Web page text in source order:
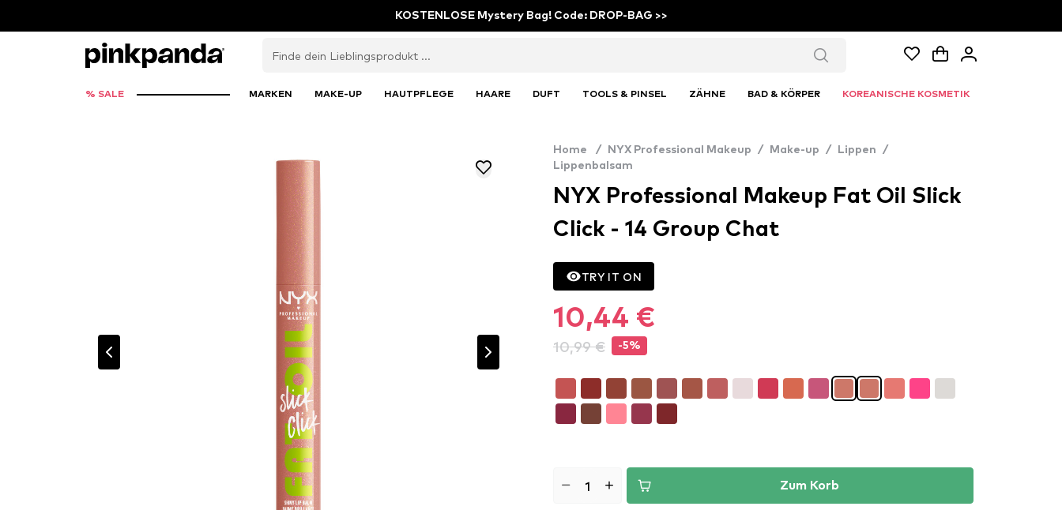
KOSTENLOSE Mystery Bag! Code: DROP-BAG >>
% SALE MARKEN MAKE-UP HAUTPFLEGE HAARE DUFT TOOLS & PINSEL ZÄHNE BAD & KÖRPER KOREANISCHE KOSMETIK
Home / NYX Professional Makeup / Make-up / Lippen
/
Lippenbalsam
NYX Professional Makeup Fat Oil Slick
Click - 14 Group Chat
TRY IT ON
10,44 €
10,99 € -5%
Zum Korb